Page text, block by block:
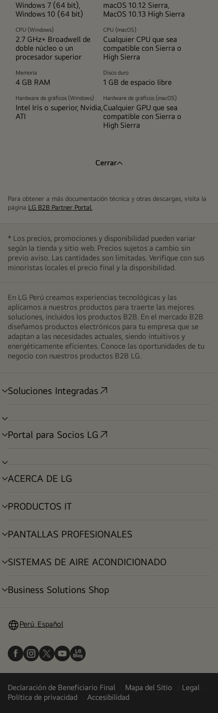
Windows 7 (64 bit),
Windows 10 (64 bit)
macOS 10.12 Sierra,
MacOS 10.13 High Sierra
CPU (Windows)
2.7 GHz+ Broadwell de
doble núcleo o un
procesador superior
CPU (macOS)
Cualquier CPU que sea
compatible con Sierra o
High Sierra
Memoria
4 GB RAM
Disco duro
1 GB de espacio libre
Hardware de gráficos (Windows)
Intel Iris o superior, Nvidia,
ATI
Hardware de gráficos (macOS)
Cualquier GPU que sea
compatible con Sierra o
High Sierra
Cerrar
Para obtener a más documentación técnica y otras descargas, visita la
página LG B2B Partner Portal.
* Los precios, promociones y disponibilidad pueden variar
según la tienda y sitio web. Precios sujetos a cambio sin
previo aviso. Las cantidades son limitadas. Verifique con sus
minoristas locales el precio final y la disponibilidad.
En LG Perú creamos experiencias tecnológicas y las
aplicamos a nuestros productos para traerte las mejores
soluciones, incluidos los productos B2B. En el mercado B2B
diseñamos productos electrónicos para tu empresa que se
adaptan a las necesidades actuales, siendo intuitivos y
energéticamente eficientes. Conoce las oportunidades de tu
negocio con nuestros productos B2B LG.
Soluciones Integradas
alternar
alternar
Portal para Socios LG
alternar
alternar
ACERCA DE LG
alternar
PRODUCTOS IT
alternar
PANTALLAS PROFESIONALES
alternar
SISTEMAS DE AIRE ACONDICIONADO
alternar
Business Solutions Shop
alternar
Perú, Español
Declaración de Beneficiario Final Mapa del Sitio
Legal
Política de privacidad
Accesibilidad